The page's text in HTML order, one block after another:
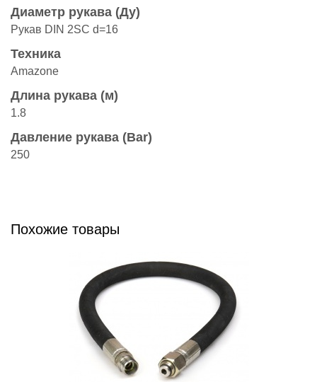
Диаметр рукава (Ду)
Рукав DIN 2SC d=16
Техника
Amazonе
Длина рукава (м)
1.8
Давление рукава (Bar)
250
Похожие товары